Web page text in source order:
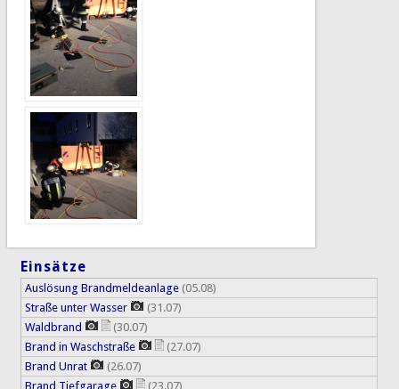
Einsätze
Auslösung Brandmeldeanlage (05.08)
Straße unter Wasser
(31.07)
Waldbrand
(30.07)
Brand in Waschstraße
(27.07)
Brand Unrat
(26.07)
Brand Tiefgarage
(23.07)